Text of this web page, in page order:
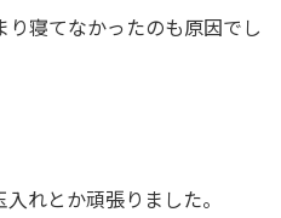
寝てなかったのも原因でし
れとか頑張りました。